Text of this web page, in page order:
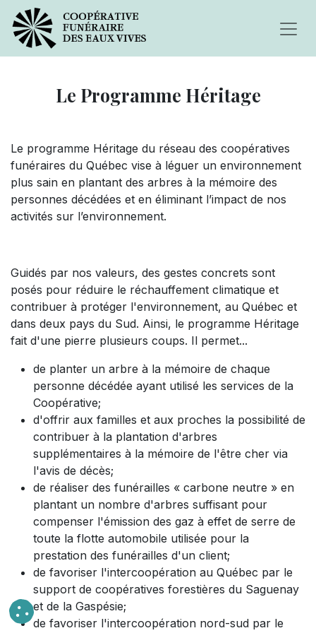
Le Programme Héritage
Le programme Héritage du réseau des coopératives
funéraires du Québec vise à léguer un environnement
plus sain en plantant des arbres à la mémoire des
personnes décédées et en éliminant l’impact de nos
activités sur l’environnement.
Guidés par nos valeurs, des gestes concrets sont
posés pour réduire le réchauffement climatique et
contribuer à protéger l'environnement, au Québec et
dans deux pays du Sud. Ainsi, le programme Héritage
fait d'une pierre plusieurs coups. Il permet...
de planter un arbre à la mémoire de chaque
personne décédée ayant utilisé les services de la
Coopérative;
d'offrir aux familles et aux proches la possibilité de
contribuer à la plantation d'arbres
supplémentaires à la mémoire de l'être cher via
l'avis de décès;
de réaliser des funérailles « carbone neutre » en
plantant un nombre d'arbres suffisant pour
compenser l'émission des gaz à effet de serre de
toute la flotte automobile utilisée pour la
prestation des funérailles d'un client;
de favoriser l'intercoopération au Québec par le
support de coopératives forestières du Saguenay
et de la Gaspésie;
de favoriser l'intercoopération nord-sud par le